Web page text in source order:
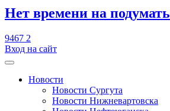
​Нет времени на подумать
9467 2
Вход на сайт
Новости
Новости Сургута
Новости Нижневартовска